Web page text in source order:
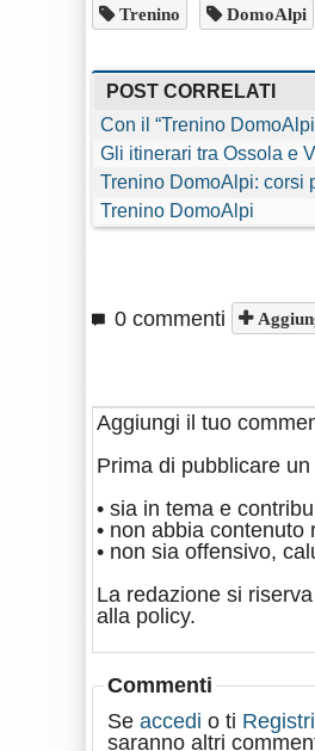
Trenino DomoAlpi
POST CORRELATI
Con il “Trenino
Gli itinerari tra Ossola e
Trenino DomoAlpi: corsi
Trenino DomoAlpi
0 commenti
Aggiungi il tuo
Prima di pubblicare
• sia in tema e
• non abbia contenuto
• non sia offensivo,
La redazione si
alla policy.
Commenti
Se accedi o ti Registri
saranno altri